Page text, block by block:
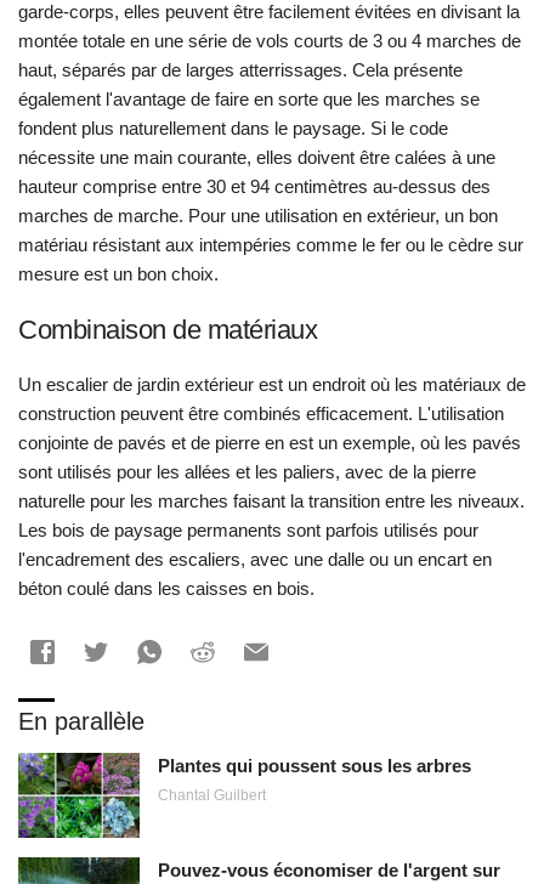
garde-corps, elles peuvent être facilement évitées en divisant la
montée totale en une série de vols courts de 3 ou 4 marches de
haut, séparés par de larges atterrissages. Cela présente
également l'avantage de faire en sorte que les marches se
fondent plus naturellement dans le paysage. Si le code
nécessite une main courante, elles doivent être calées à une
hauteur comprise entre 30 et 94 centimètres au-dessus des
marches de marche. Pour une utilisation en extérieur, un bon
matériau résistant aux intempéries comme le fer ou le cèdre sur
mesure est un bon choix.
Combinaison de matériaux
Un escalier de jardin extérieur est un endroit où les matériaux de
construction peuvent être combinés efficacement. L'utilisation
conjointe de pavés et de pierre en est un exemple, où les pavés
sont utilisés pour les allées et les paliers, avec de la pierre
naturelle pour les marches faisant la transition entre les niveaux.
Les bois de paysage permanents sont parfois utilisés pour
l'encadrement des escaliers, avec une dalle ou un encart en
béton coulé dans les caisses en bois.
En parallèle
Plantes qui poussent sous les arbres
Chantal Guilbert
Pouvez-vous économiser de l'argent sur